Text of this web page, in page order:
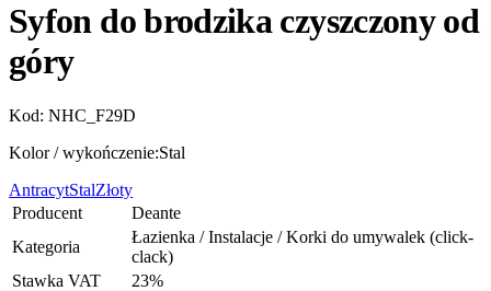
Syfon do brodzika czyszczony od
góry
Kod: NHC_F29D
Kolor / wykończenie:Stal
AntracytStalZłoty
Producent
Deante
Kategoria
Łazienka / Instalacje / Korki do umywalek (click-
clack)
Stawka VAT
23%